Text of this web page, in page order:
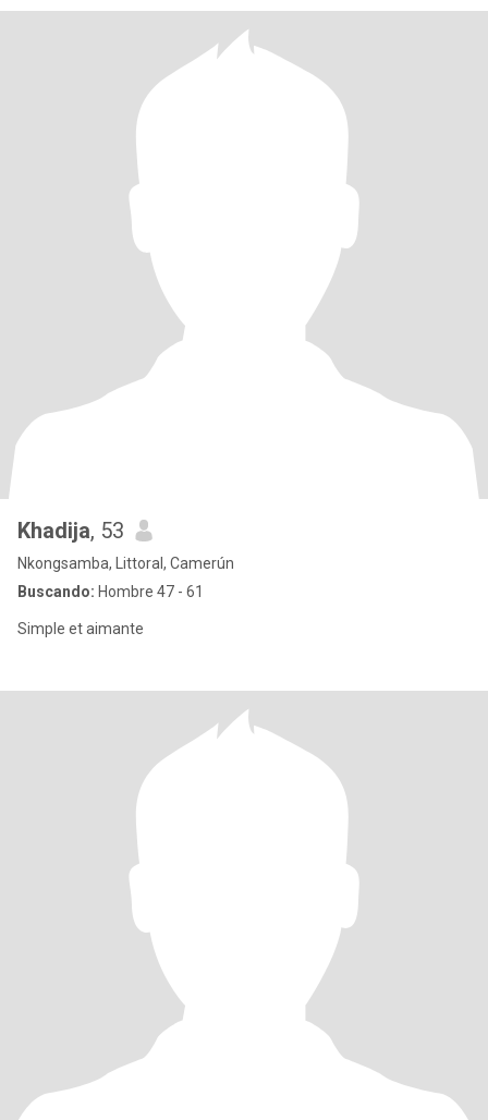
Khadija, 53
Nkongsamba, Littoral, Camerún
Buscando: Hombre 47 - 61
Simple et aimante